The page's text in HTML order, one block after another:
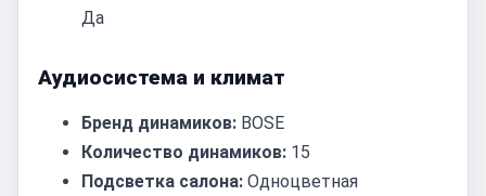
Да
Аудиосистема и климат
Бренд динамиков: BOSE
Количество динамиков: 15
Подсветка салона: Одноцветная